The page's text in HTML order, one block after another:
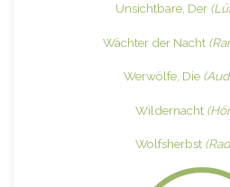
Unsichtbare, Der
Wächter der Nacht
Werwölfe, Die
Wildernacht
Wolfsherbst